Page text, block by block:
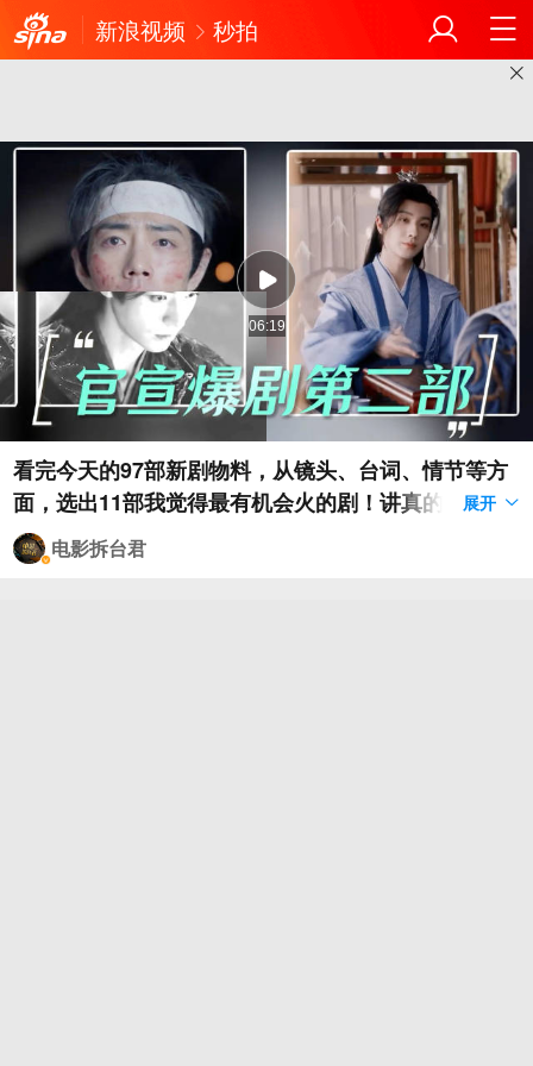
新浪视频 秒拍
06:19
看完今天的97部新剧物料，从镜头、台词、情节等方
面，选出11部我觉得最有机会火的剧！讲真的，我觉
得比猕猴桃的古装剧卖相好一些，质感也不是在普通
古偶现偶里打转儿，题材要丰富的多，再加上有大爆
展开
电影拆台君